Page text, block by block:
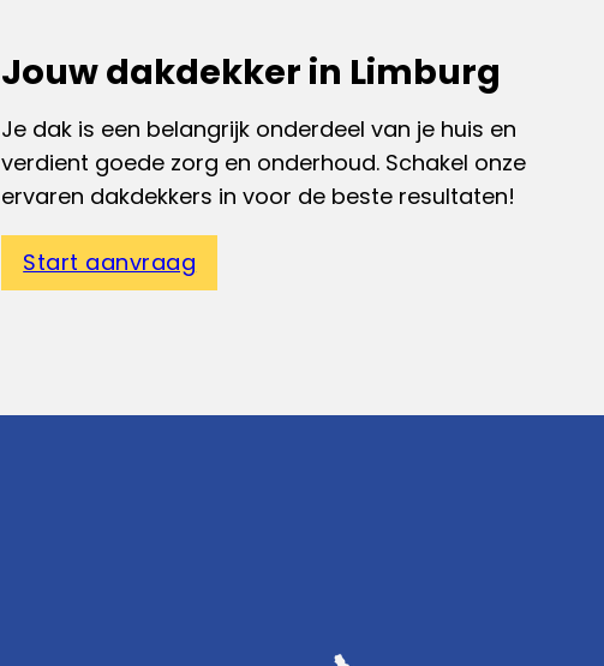
Jouw dakdekker in Limburg
Je dak is een belangrijk onderdeel van je huis en
verdient goede zorg en onderhoud. Schakel onze
ervaren dakdekkers in voor de beste resultaten!
Start aanvraag